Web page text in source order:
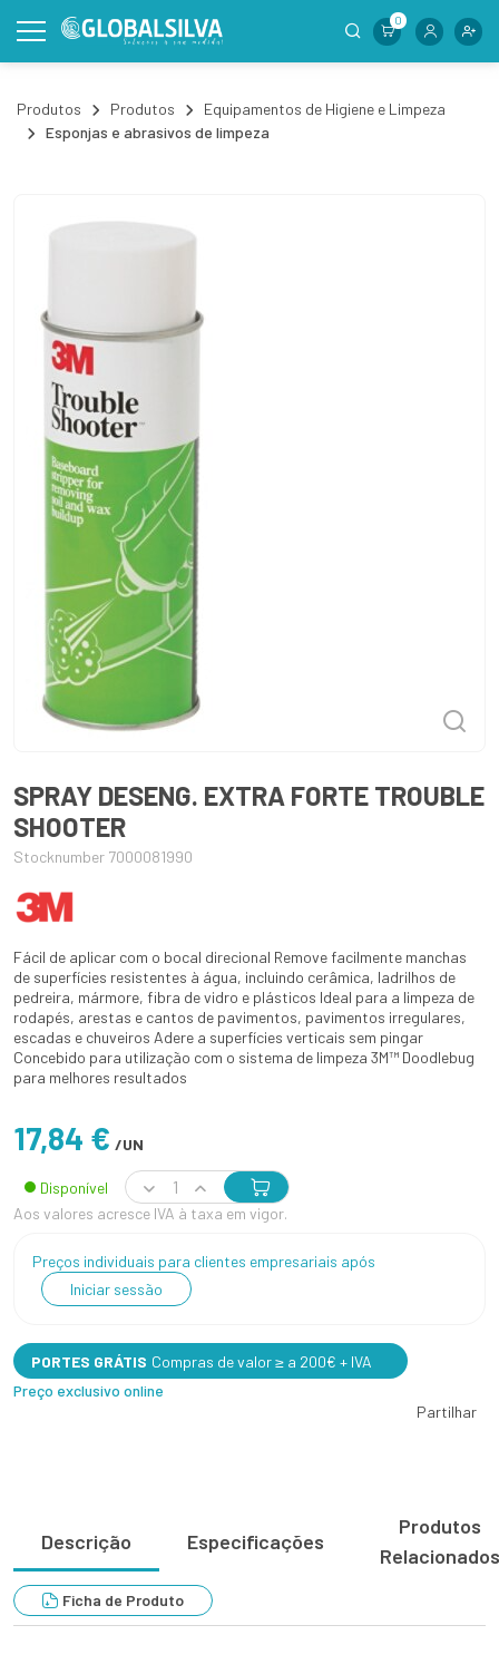
0
Produtos Produtos
Equipamentos de Higiene e Limpeza
Esponjas e abrasivos de limpeza
SPRAY DESENG. EXTRA FORTE TROUBLE
SHOOTER
Stocknumber 7000081990
Fácil de aplicar com o bocal direcional Remove facilmente manchas
de superfícies resistentes à água, incluindo cerâmica, ladrilhos de
pedreira, mármore, fibra de vidro e plásticos Ideal para a limpeza de
rodapés, arestas e cantos de pavimentos, pavimentos irregulares,
escadas e chuveiros Adere a superfícies verticais sem pingar
Concebido para utilização com o sistema de limpeza 3M™ Doodlebug
para melhores resultados
17,84 € /UN
Disponível
Aos valores acresce IVA à taxa em vigor.
Preços individuais para clientes empresariais após
Iniciar sessão
PORTES GRÁTIS Compras de valor ≥ a 200€ + IVA
Preço exclusivo online
Partilhar
Descrição Especificações
Produtos
Relacionados
Ficha de Produto